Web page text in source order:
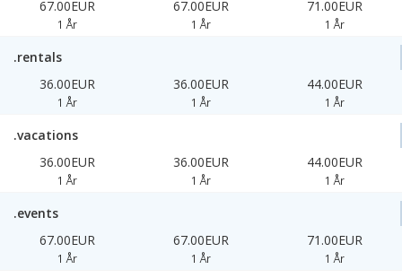
67.00EUR
1 År
67.00EUR
1 År
71.00EUR
1 År
.rentals
36.00EUR
1 År
36.00EUR
1 År
44.00EUR
1 År
.vacations
36.00EUR
1 År
36.00EUR
1 År
44.00EUR
1 År
.events
67.00EUR
1 År
67.00EUR
1 År
71.00EUR
1 År